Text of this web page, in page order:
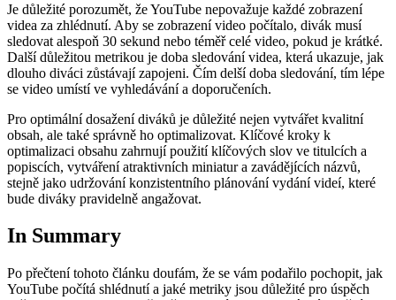
Je důležité porozumět, že YouTube nepovažuje každé zobrazení
videa za zhlédnutí. Aby se zobrazení video počítalo, divák musí
sledovat alespoň 30 sekund nebo téměř celé video, pokud je krátké.
Další důležitou metrikou je doba sledování videa, která ukazuje, jak
dlouho diváci zůstávají zapojeni. Čím delší doba sledování, tím lépe
se video umístí ve vyhledávání a doporučeních.
Pro optimální dosažení diváků je důležité nejen vytvářet kvalitní
obsah, ale také správně ho optimalizovat. Klíčové kroky k
optimalizaci obsahu zahrnují použití klíčových slov ve titulcích a
popiscích, vytváření atraktivních miniatur a zavádějících názvů,
stejně jako udržování konzistentního plánování vydání videí, které
bude diváky pravidelně angažovat.
In Summary
Po přečtení tohoto článku doufám, že se vám podařilo pochopit, jak
YouTube počítá shlédnutí a jaké metriky jsou důležité pro úspěch